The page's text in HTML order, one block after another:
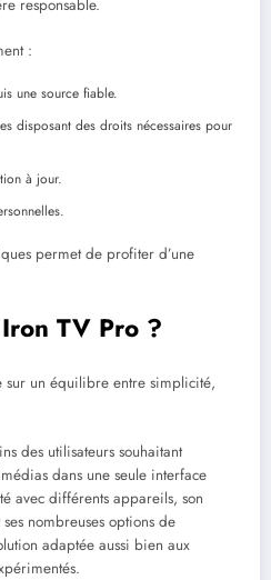
responsable.
:
une source fiable.
disposant des droits nécessaires pour
à jour.
permet de profiter d’une
TV Pro ?
sur un équilibre entre simplicité,
des utilisateurs souhaitant
dans une seule interface
avec différents appareils, son
nombreuses options de
adaptée aussi bien aux